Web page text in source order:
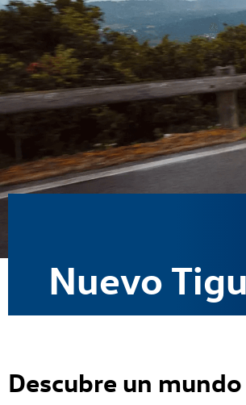
Nuevo
Descubre un